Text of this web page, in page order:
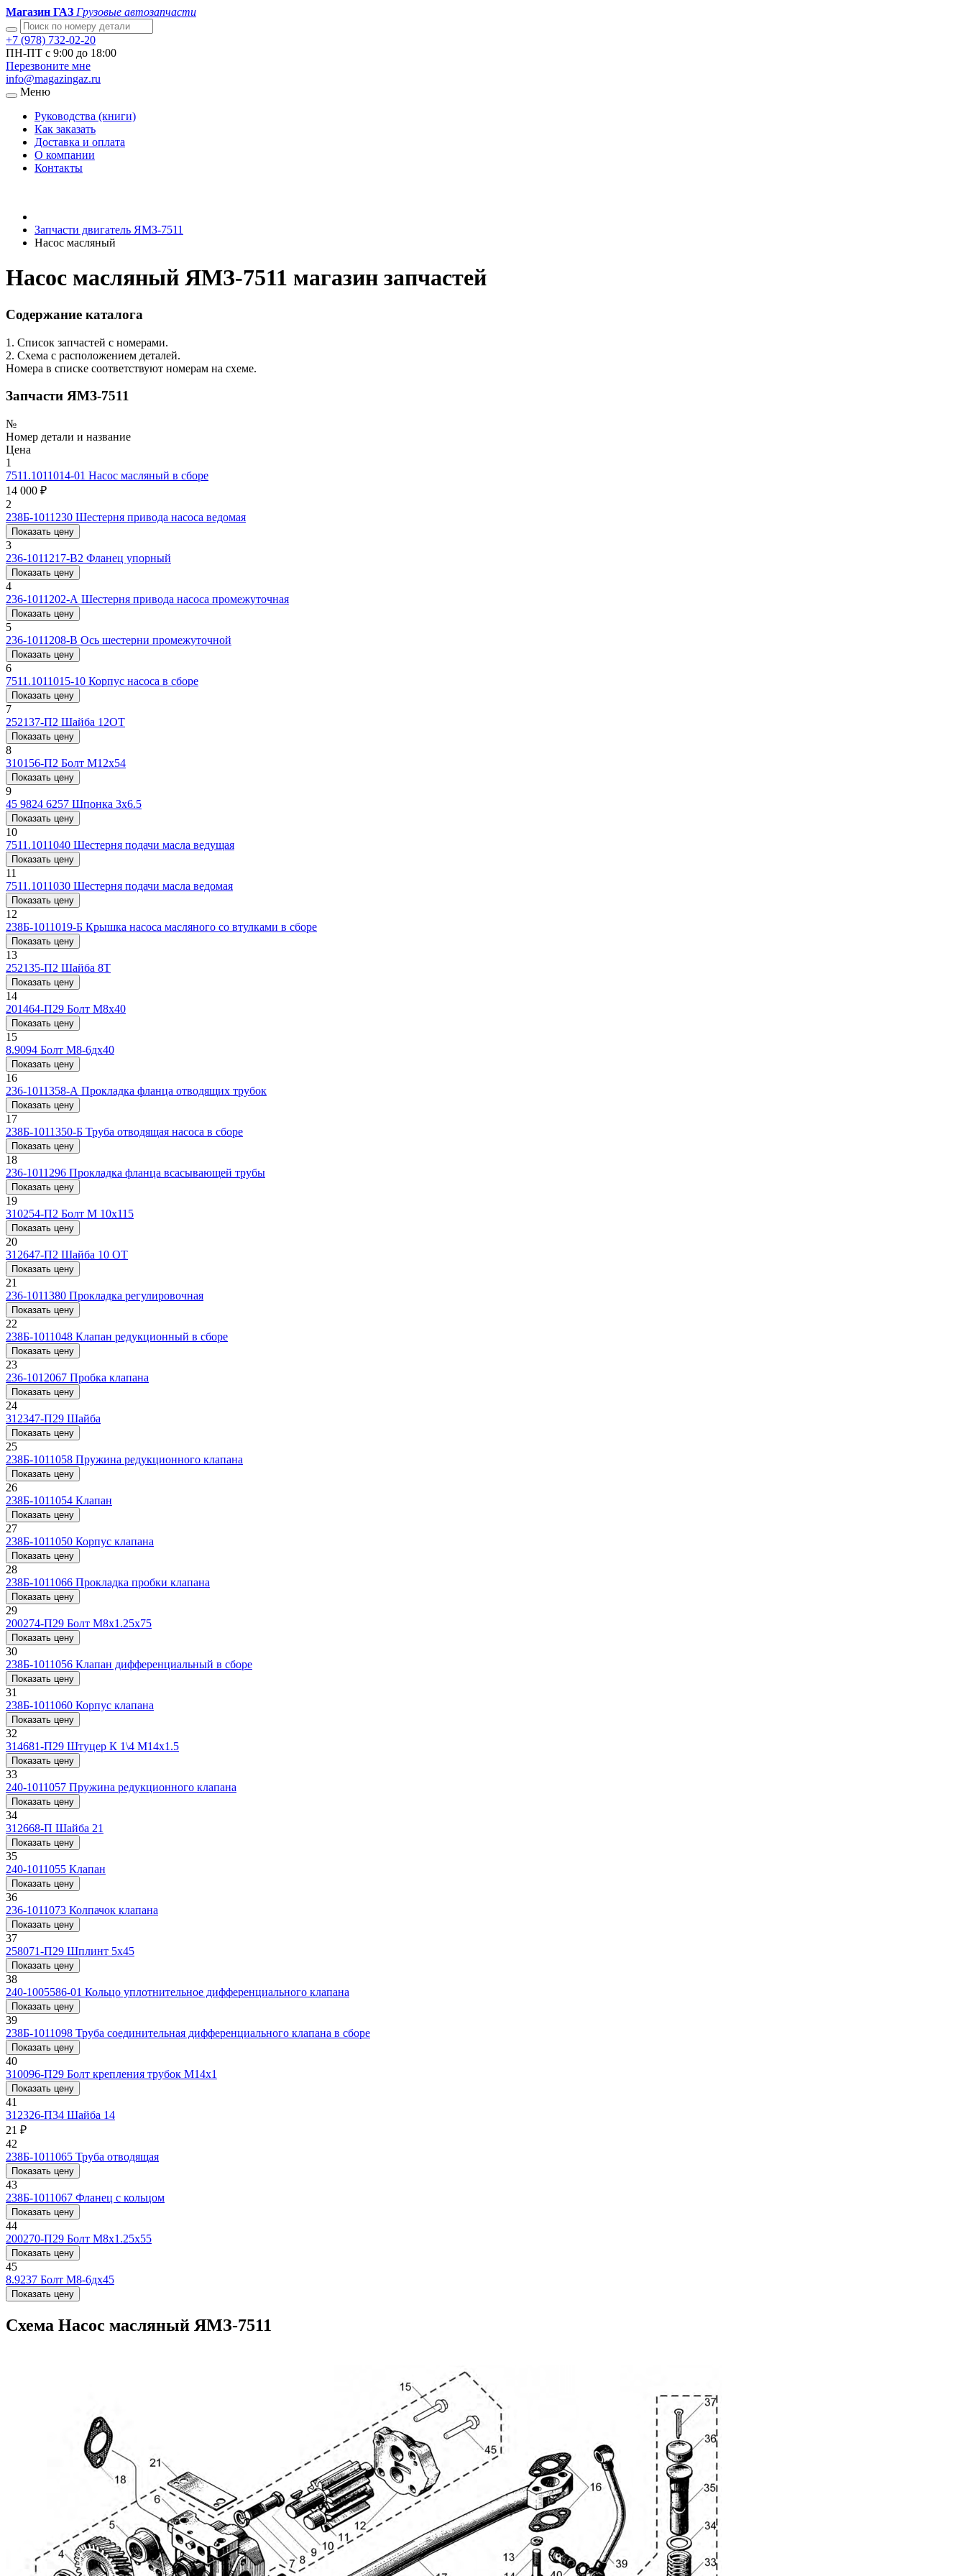
Магазин ГАЗ Грузовые автозапчасти
+7 (978) 732-02-20
ПН-ПТ с 9:00 до 18:00
Перезвоните мне
info@magazingaz.ru
Меню
Руководства (книги)
Как заказать
Доставка и оплата
О компании
Контакты
Запчасти двигатель ЯМЗ-7511
Насос масляный
Насос масляный ЯМЗ-7511 магазин запчастей
Содержание каталога
1. Список запчастей с номерами.
2. Схема с расположением деталей.
Номера в списке соответствуют номерам на схеме.
Запчасти ЯМЗ-7511
№
Номер детали и название
Цена
1
7511.1011014-01 Насос масляный в сборе
14 000 ₽
2
238Б-1011230 Шестерня привода насоса ведомая
Показать цену
3
236-1011217-В2 Фланец упорный
Показать цену
4
236-1011202-А Шестерня привода насоса промежуточная
Показать цену
5
236-1011208-В Ось шестерни промежуточной
Показать цену
6
7511.1011015-10 Корпус насоса в сборе
Показать цену
7
252137-П2 Шайба 12ОТ
Показать цену
8
310156-П2 Болт М12x54
Показать цену
9
45 9824 6257 Шпонка 3x6.5
Показать цену
10
7511.1011040 Шестерня подачи масла ведущая
Показать цену
11
7511.1011030 Шестерня подачи масла ведомая
Показать цену
12
238Б-1011019-Б Крышка насоса масляного со втулками в сборе
Показать цену
13
252135-П2 Шайба 8Т
Показать цену
14
201464-П29 Болт М8х40
Показать цену
15
8.9094 Болт М8-6дх40
Показать цену
16
236-1011358-А Прокладка фланца отводящих трубок
Показать цену
17
238Б-1011350-Б Труба отводящая насоса в сборе
Показать цену
18
236-1011296 Прокладка фланца всасывающей трубы
Показать цену
19
310254-П2 Болт М 10x115
Показать цену
20
312647-П2 Шайба 10 ОТ
Показать цену
21
236-1011380 Прокладка регулировочная
Показать цену
22
238Б-1011048 Клапан редукционный в сборе
Показать цену
23
236-1012067 Пробка клапана
Показать цену
24
312347-П29 Шайба
Показать цену
25
238Б-1011058 Пружина редукционного клапана
Показать цену
26
238Б-1011054 Клапан
Показать цену
27
238Б-1011050 Корпус клапана
Показать цену
28
238Б-1011066 Прокладка пробки клапана
Показать цену
29
200274-П29 Болт М8х1.25x75
Показать цену
30
238Б-1011056 Клапан дифференциальный в сборе
Показать цену
31
238Б-1011060 Корпус клапана
Показать цену
32
314681-П29 Штуцер К 1\4 М14х1.5
Показать цену
33
240-1011057 Пружина редукционного клапана
Показать цену
34
312668-П Шайба 21
Показать цену
35
240-1011055 Клапан
Показать цену
36
236-1011073 Колпачок клапана
Показать цену
37
258071-П29 Шплинт 5x45
Показать цену
38
240-1005586-01 Кольцо уплотнительное дифференциального клапана
Показать цену
39
238Б-1011098 Труба соединительная дифференциального клапана в сборе
Показать цену
40
310096-П29 Болт крепления трубок М14х1
Показать цену
41
312326-П34 Шайба 14
21 ₽
42
238Б-1011065 Труба отводящая
Показать цену
43
238Б-1011067 Фланец с кольцом
Показать цену
44
200270-П29 Болт М8х1.25x55
Показать цену
45
8.9237 Болт М8-6дх45
Показать цену
Схема Насос масляный ЯМЗ-7511